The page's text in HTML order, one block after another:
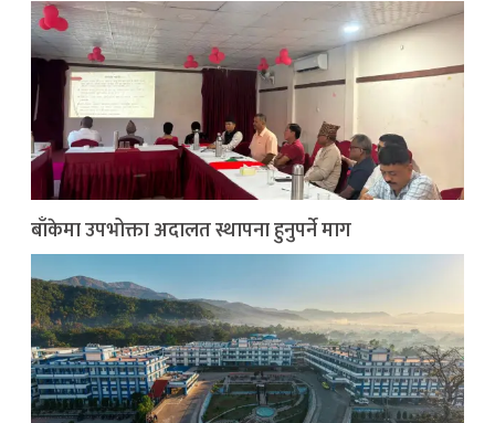
बाँकेमा उपभोक्ता अदालत स्थापना हुनुपर्ने माग